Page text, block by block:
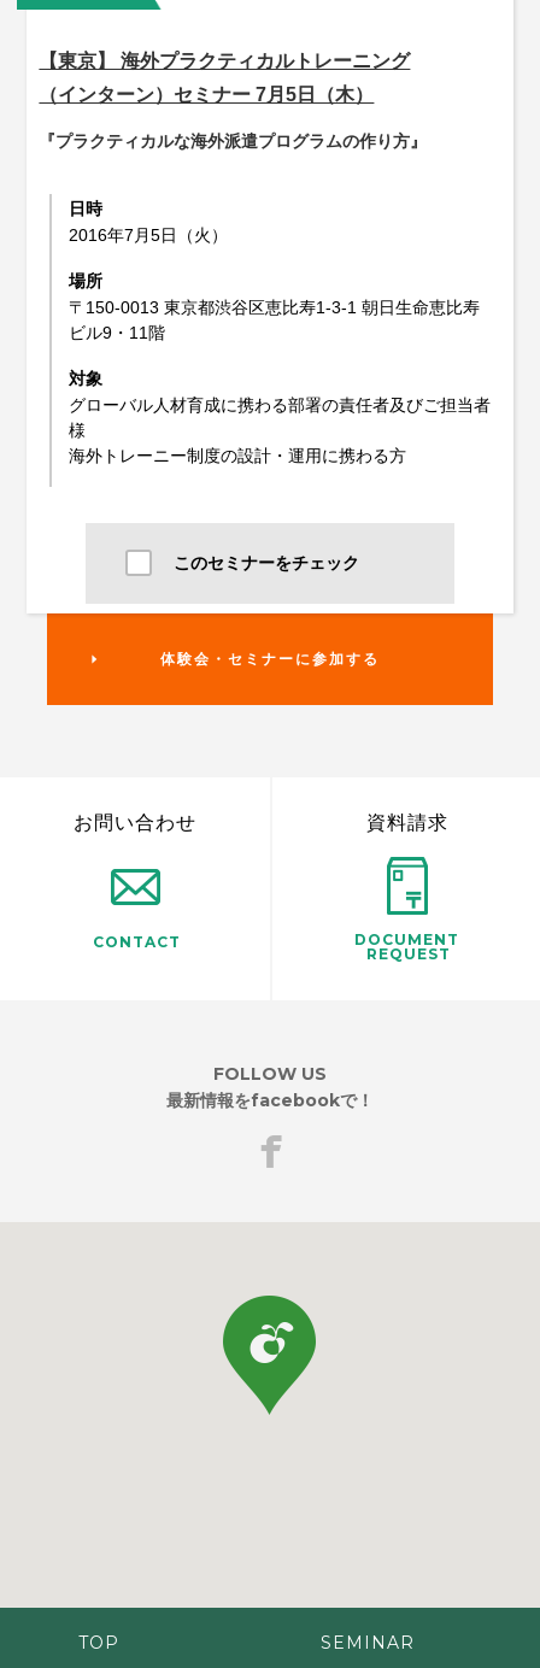
【東京】 海外プラクティカルトレーニング
（インターン）セミナー 7月5日（木）
『プラクティカルな海外派遣プログラムの作り方』
日時
2016年7月5日（火）
場所
〒150-0013 東京都渋谷区恵比寿1-3-1 朝日生命恵比寿
ビル9・11階
対象
グローバル人材育成に携わる部署の責任者及びご担当者
様
海外トレーニー制度の設計・運用に携わる方
このセミナーをチェック
体験会・セミナーに参加する
CONTACT
お問い合わせ
DOCUMENT
REQUEST
資料請求
FOLLOW US
最新情報をfacebookで！
TOP
SEMINAR